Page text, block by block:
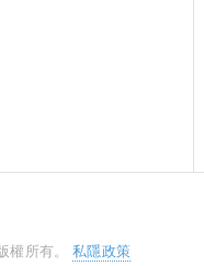
權所有。 私隱政策